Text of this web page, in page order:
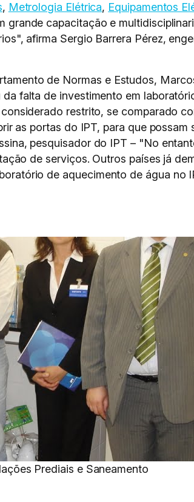
, Metrologia Elétrica, Equipamentos
capacitação e
afirma Sergio Barrera Pérez,
de Normas e Estudos,
falta de investimento em
restrito, se comparado
as portas do IPT, para que possam
pesquisador do IPT – "No
de serviços. Outros países já
de aquecimento de água no
Prediais e Saneamento